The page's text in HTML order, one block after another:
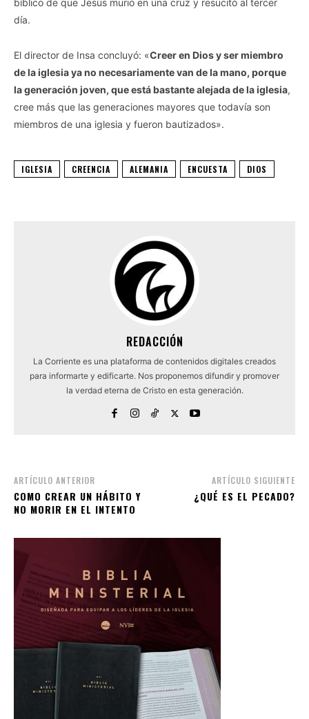
bíblico de que Jesús murió en una cruz y resucitó al tercer
día.
El director de Insa concluyó: «Creer en Dios y ser miembro
de la iglesia ya no necesariamente van de la mano, porque
la generación joven, que está bastante alejada de la iglesia,
cree más que las generaciones mayores que todavía son
miembros de una iglesia y fueron bautizados».
IGLESIA CREENCIA ALEMANIA ENCUESTA DIOS
REDACCIÓN
La Corriente es una plataforma de contenidos digitales creados
para informarte y edificarte. Nos proponemos difundir y promover
la verdad eterna de Cristo en esta generación.
ARTÍCULO ANTERIOR
COMO CREAR UN HÁBITO Y
NO MORIR EN EL INTENTO
ARTÍCULO SIGUIENTE
¿QUÉ ES EL PECADO?